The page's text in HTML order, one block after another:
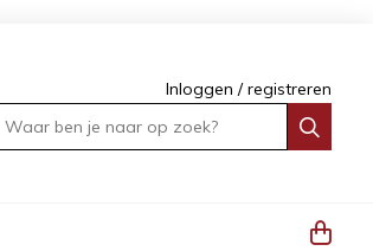
Inloggen /registreren
Waar ben je naar op zoek?